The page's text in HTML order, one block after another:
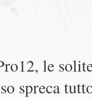
le
spreca